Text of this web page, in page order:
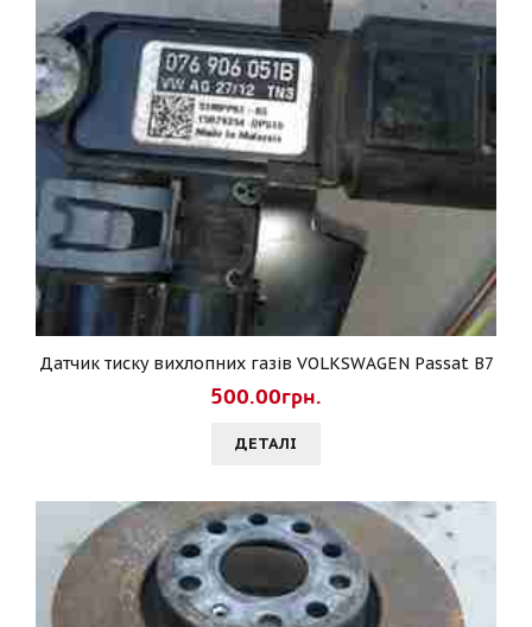
Датчик тиску вихлопних газів VOLKSWAGEN Passat B7
500.00грн.
ДЕТАЛI